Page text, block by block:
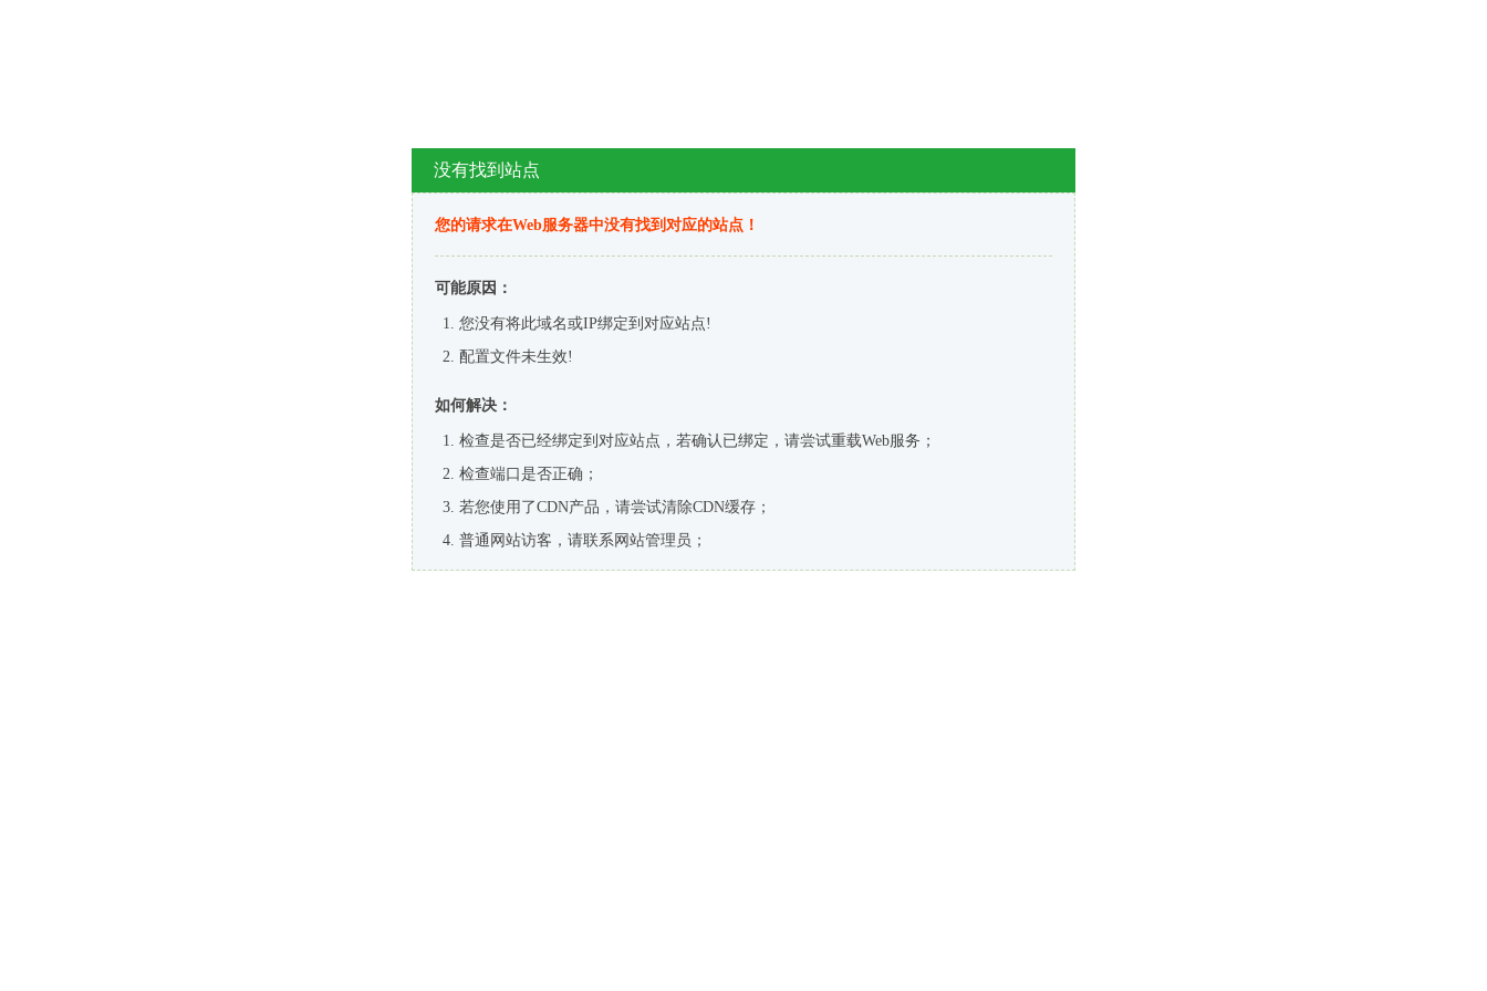
没有找到站点
您的请求在Web服务器中没有找到对应的站点！
可能原因：
您没有将此域名或IP绑定到对应站点!
配置文件未生效!
如何解决：
检查是否已经绑定到对应站点，若确认已绑定，请尝试重载Web服务；
检查端口是否正确；
若您使用了CDN产品，请尝试清除CDN缓存；
普通网站访客，请联系网站管理员；